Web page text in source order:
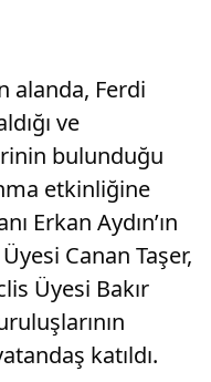
alanda, Ferdi
ve
bulunduğu
etkinliğine
Erkan Aydın’ın
Canan Taşer,
Üyesi Bakır
katıldı.